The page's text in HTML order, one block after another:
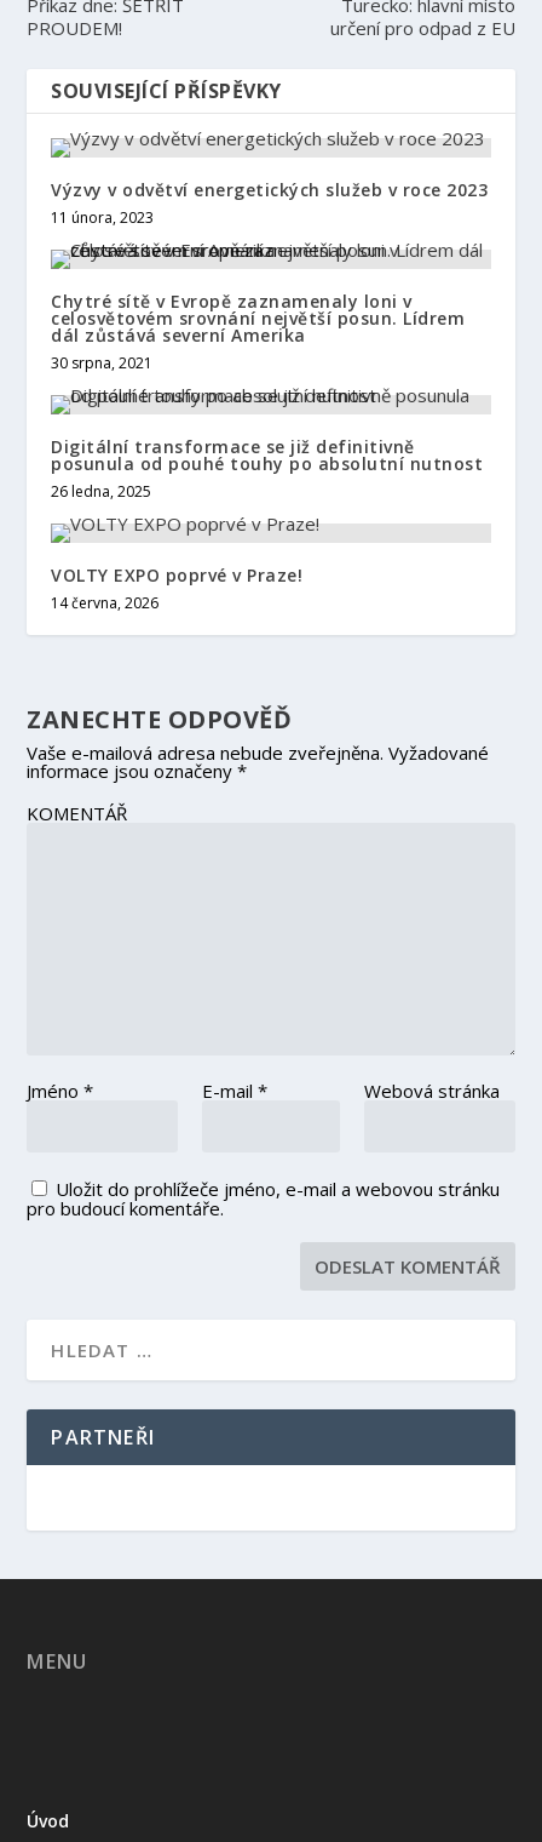
Příkaz dne: ŠETŘIT
PROUDEM!
Turecko: hlavní místo
určení pro odpad z EU
SOUVISEJÍCÍ PŘÍSPĚVKY
Výzvy v odvětví energetických služeb v roce 2023
11 února, 2023
Chytré sítě v Evropě zaznamenaly loni v
celosvětovém srovnání největší posun. Lídrem
dál zůstává severní Amerika
30 srpna, 2021
Digitální transformace se již definitivně
posunula od pouhé touhy po absolutní nutnost
26 ledna, 2025
VOLTY EXPO poprvé v Praze!
14 června, 2026
ZANECHTE ODPOVĚĎ
Vaše e-mailová adresa nebude zveřejněna. Vyžadované
informace jsou označeny*
KOMENTÁŘ
Jméno* E-mail * Webová stránka
Uložit do prohlížeče jméno, e-mail a webovou stránku
pro budoucí komentáře.
PARTNEŘI
MENU
Úvod